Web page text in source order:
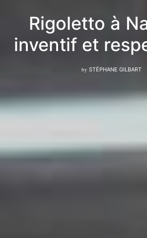
Rigoletto à
inventif et
by STÉPHANE GILBART